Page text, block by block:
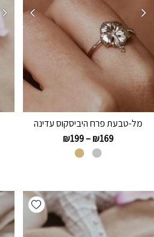
מל-טבעת פרח היביסקוס עדינה
₪169
–
₪199
Add wishlist